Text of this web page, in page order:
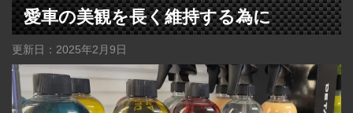
愛車の美観を長く維持する為に
更新日： 2025年2月9日